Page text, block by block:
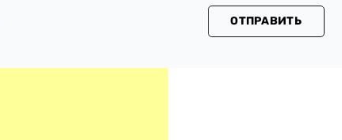
ОТПРАВИТЬ